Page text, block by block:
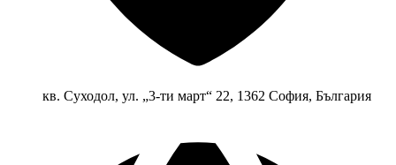
кв. Суходол, ул. „3-ти март“ 22, 1362 София, България